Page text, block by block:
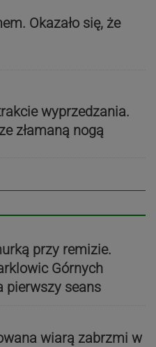
Okazało się, że
wyprzedzania.
złamaną nogą
przy remizie.
Górnych
pierwszy seans
wiarą zabrzmi w